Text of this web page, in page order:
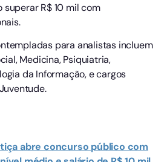
superar R$ 10 mil com
para analistas incluem
Medicina, Psiquiatria,
da Informação, e cargos
abre concurso público com